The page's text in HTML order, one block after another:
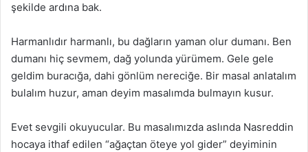
şekilde ardına bak.
Harmanlıdır harmanlı, bu dağların yaman olur dumanı. Ben
dumanı hiç sevmem, dağ yolunda yürümem. Gele gele
geldim buracığa, dahi gönlüm nereciğe. Bir masal anlatalım
bulalım huzur, aman deyim masalımda bulmayın kusur.
Evet sevgili okuyucular. Bu masalımızda aslında Nasreddin
hocaya ithaf edilen “ağaçtan öteye yol gider” deyiminin